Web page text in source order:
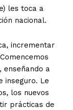
les toca a
nacional.
incrementar
enseñando a
inseguro. Le
los nuevos
prácticas de